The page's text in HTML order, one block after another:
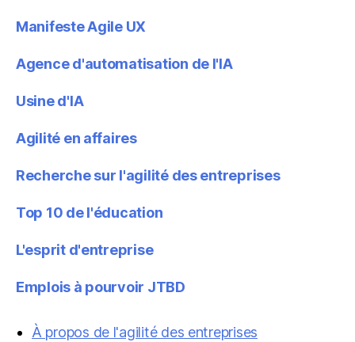
Manifeste Agile UX
Agence d'automatisation de l'IA
Usine d'IA
Agilité en affaires
Recherche sur l'agilité des entreprises
Top 10 de l'éducation
L'esprit d'entreprise
Emplois à pourvoir JTBD
À propos de l'agilité des entreprises